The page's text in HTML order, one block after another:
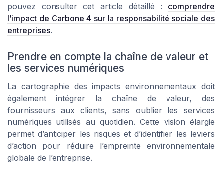
pouvez consulter cet article détaillé : comprendre
l’impact de Carbone 4 sur la responsabilité sociale des
entreprises.
Prendre en compte la chaîne de valeur et
les services numériques
La cartographie des impacts environnementaux doit
également intégrer la chaîne de valeur, des
fournisseurs aux clients, sans oublier les services
numériques utilisés au quotidien. Cette vision élargie
permet d’anticiper les risques et d’identifier les leviers
d’action pour réduire l’empreinte environnementale
globale de l’entreprise.